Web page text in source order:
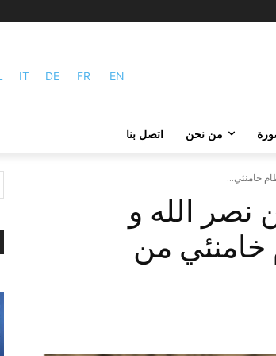
IT DE FR EN
من نحن اتصل بنا
خامنئي...
الله و
خامنئي من